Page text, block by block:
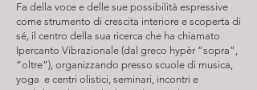
Fa della voce e delle sue possibilità espressive
come strumento di crescita interiore e scoperta di
sé, il centro della sua ricerca che ha chiamato
Ipercanto Vibrazionale (dal greco hypèr “sopra”,
“oltre”), organizzando presso scuole di musica,
yoga e centri olistici, seminari, incontri e